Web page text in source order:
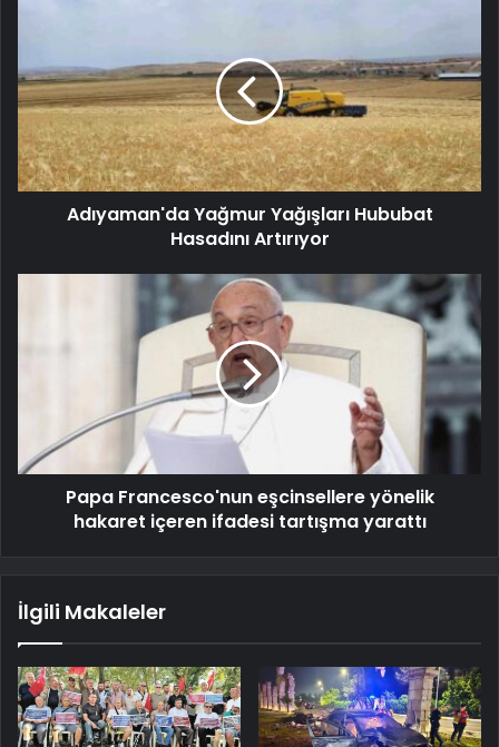
Adıyaman'da Yağmur Yağışları Hububat
Hasadını Artırıyor
Papa Francesco'nun eşcinsellere yönelik
hakaret içeren ifadesi tartışma yarattı
İlgili Makaleler